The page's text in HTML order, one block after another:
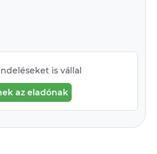
is vállal
az eladónak